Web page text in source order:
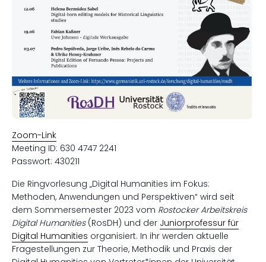
Zoom-Link
Meeting ID: 630 4747 2241
Passwort: 430211
Die Ringvorlesung „Digital Humanities im Fokus:
Methoden, Anwendungen und Perspektiven“ wird seit
dem Sommersemester 2023 vom Rostocker Arbeitskreis
Digital Humanities(RosDH) und der Juniorprofessur für
Digital Humanities organisiert. In ihr werden aktuelle
Fragestellungen zur Theorie, Methodik und Praxis der